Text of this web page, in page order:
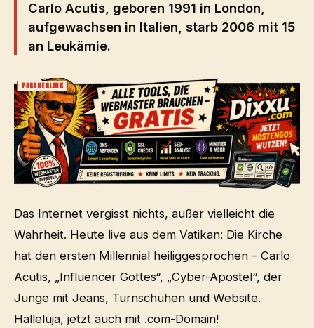
Carlo Acutis, geboren 1991 in London,
aufgewachsen in Italien, starb 2006 mit 15
an Leukämie.
PARTNERLINK
Das Internet vergisst nichts, außer vielleicht die
Wahrheit. Heute live aus dem Vatikan: Die Kirche
hat den ersten Millennial heiliggesprochen – Carlo
Acutis, „Influencer Gottes“, „Cyber-Apostel“, der
Junge mit Jeans, Turnschuhen und Website.
Halleluja, jetzt auch mit .com-Domain!